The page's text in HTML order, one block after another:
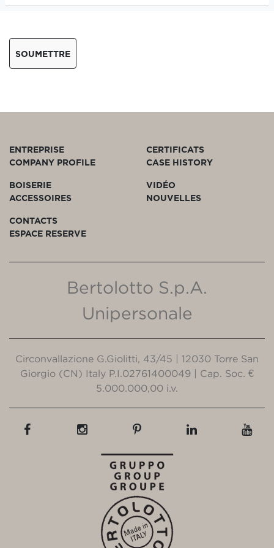
SOUMETTRE
ENTREPRISE
COMPANY PROFILE
CERTIFICATS
CASE HISTORY
BOISERIE
ACCESSOIRES
VIDÉO
NOUVELLES
CONTACTS
ESPACE RESERVE
Bertolotto S.p.A.
Unipersonale
Circonvallazione G.Giolitti, 43/45 | 12030 Torre San
Giorgio (CN) Italy P.I.02761400049 | Cap. Soc. €
5.000.000,00 i.v.